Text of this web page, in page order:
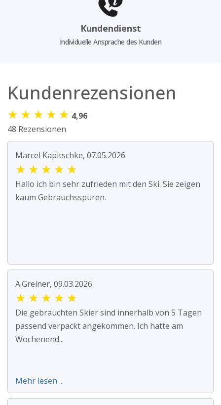
Kundendienst
Individuelle Ansprache des Kunden
Kundenrezensionen
★ ★ ★ ★ ★ 4,96
48 Rezensionen
Marcel Kapitschke, 07.05.2026
★ ★ ★ ★ ★
Hallo ich bin sehr zufrieden mit den Ski. Sie zeigen
kaum Gebrauchsspuren.
A.Greiner, 09.03.2026
★ ★ ★ ★ ★
Die gebrauchten Skier sind innerhalb von 5 Tagen
passend verpackt angekommen. Ich hatte am
Wochenend...
Mehr lesen ...